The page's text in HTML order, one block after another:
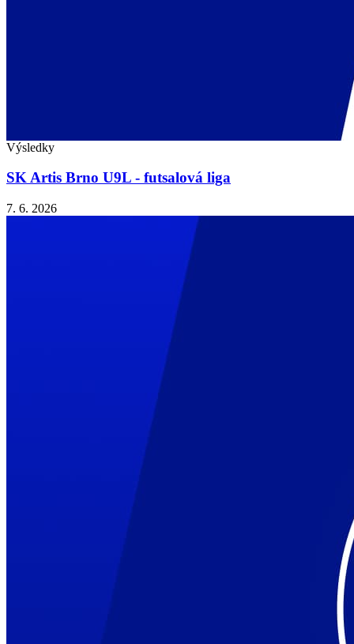
Výsledky
SK Artis Brno U9L - futsalová liga
7. 6. 2026